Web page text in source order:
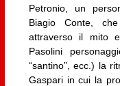
Petronio, un
Biagio Conte,
attraverso il mito
Pasolini
“santino”, ecc.) la
Gaspari in cui la